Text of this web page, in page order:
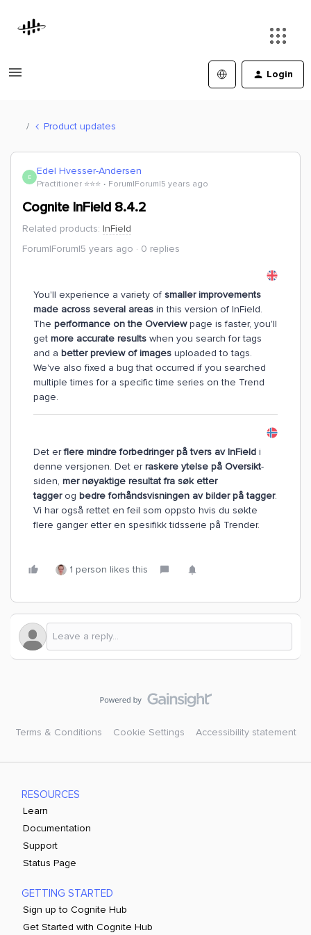
Login
Product updates
E Edel Hvesser-Andersen
Practitioner ⭐️⭐️⭐️ Forum|Forum|5 years ago
Cognite InField 8.4.2
Related products: InField
Forum|Forum|5 years ago
0 replies
You'll experience a variety of smaller improvements
made across several areas in this version of InField.
The performance on the Overviewpage is faster, you'll
get more accurate results when you search for tags
and a better preview of images uploaded to tags.
We've also fixed a bug that occurred if you searched
multiple times for a specific time series on the Trend
page.
Det erflere mindre forbedringer på tvers av InField i
denne versjonen. Det erraskere ytelse på Oversikt-
siden, mer nøyaktige resultat fra søk etter
taggerog bedre forhåndsvisningen av bilder på tagger.
Vi har også rettet en feil som oppsto hvis du søkte
flere ganger etter en spesifikk tidsserie på Trender.
1 person likes this
Terms & Conditions Cookie Settings Accessibility statement
RESOURCES
Learn
Documentation
Support
Status Page
GETTING STARTED
Sign up to Cognite Hub
Get Started with Cognite Hub